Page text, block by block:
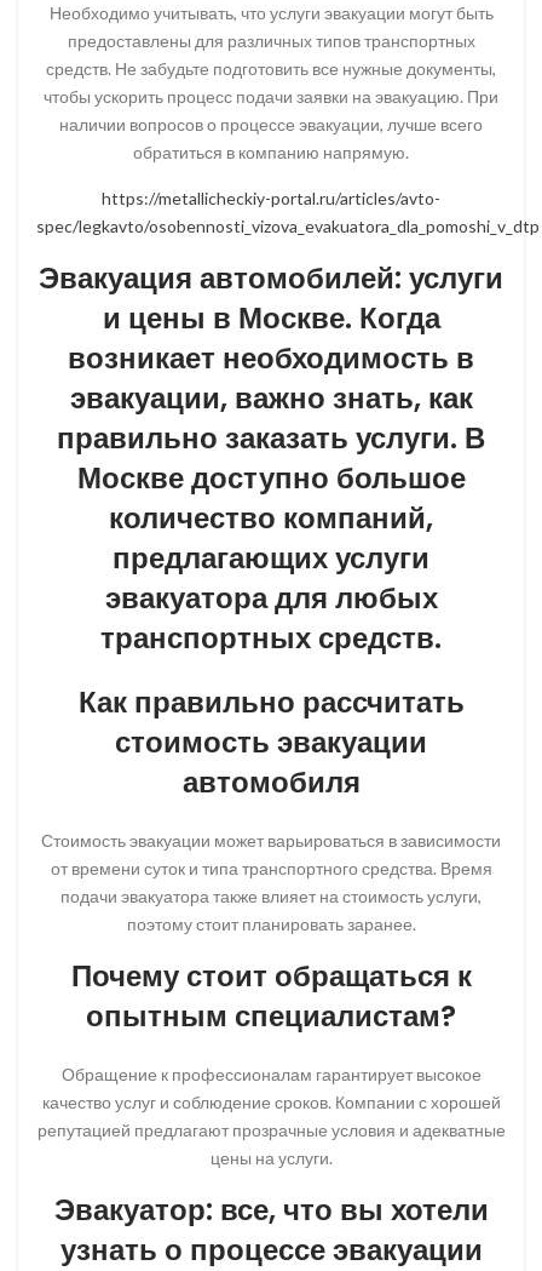
Необходимо учитывать, что услуги эвакуации могут быть
предоставлены для различных типов транспортных
средств. Не забудьте подготовить все нужные документы,
чтобы ускорить процесс подачи заявки на эвакуацию. При
наличии вопросов о процессе эвакуации, лучше всего
обратиться в компанию напрямую.
https://metallicheckiy-portal.ru/articles/avto-
spec/legkavto/osobennosti_vizova_evakuatora_dla_pomoshi_v_dtp
Эвакуация автомобилей: услуги
и цены в Москве. Когда
возникает необходимость в
эвакуации, важно знать, как
правильно заказать услуги. В
Москве доступно большое
количество компаний,
предлагающих услуги
эвакуатора для любых
транспортных средств.
Как правильно рассчитать
стоимость эвакуации
автомобиля
Стоимость эвакуации может варьироваться в зависимости
от времени суток и типа транспортного средства. Время
подачи эвакуатора также влияет на стоимость услуги,
поэтому стоит планировать заранее.
Почему стоит обращаться к
опытным специалистам?
Обращение к профессионалам гарантирует высокое
качество услуг и соблюдение сроков. Компании с хорошей
репутацией предлагают прозрачные условия и адекватные
цены на услуги.
Эвакуатор: все, что вы хотели
узнать о процессе эвакуации